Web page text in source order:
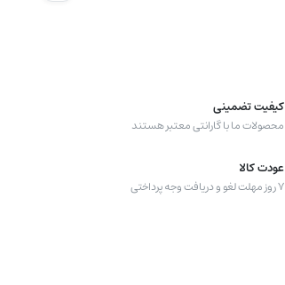
کیفیت تضمینی
محصولات ما با گارانتی معتبر هستند
عودت کالا
۷ روز مهلت لغو و دریافت وجه پرداختی